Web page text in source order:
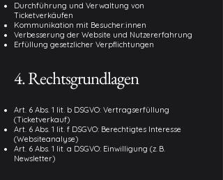
Durchführung und Verwaltung von
Ticketverkäufen
Kommunikation mit Besucher:innen
Verbesserung der Website und Nutzererfahrung
Erfüllung gesetzlicher Verpflichtungen
4. Rechtsgrundlagen
Art. 6 Abs. 1 lit. b DSGVO: Vertragserfüllung
(Ticketverkauf)
Art. 6 Abs. 1 lit. f DSGVO: Berechtigtes Interesse
(Websiteanalyse)
Art. 6 Abs. 1 lit. a DSGVO: Einwilligung (z. B.
Newsletter)